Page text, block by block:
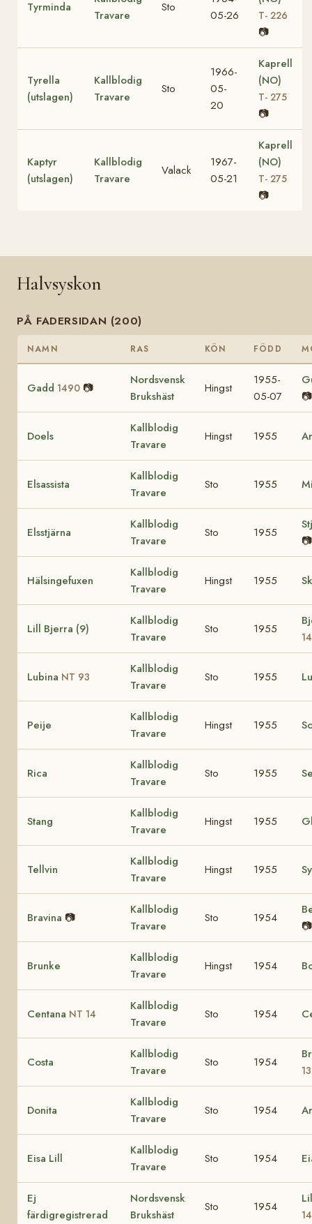
Tyrminda
Travare
Sto
05-26
T- 226
📷
Tyrella
(utslagen)
Kallblodig
Travare
Sto
1966-
05-
20
Kaprell
(NO)
T- 275
📷
Kaptyr
(utslagen)
Kallblodig
Travare
Valack
1967-
05-21
Kaprell
(NO)
T- 275
📷
Halvsyskon
PÅ FADERSIDAN (200)
NAMN RAS KÖN FÖDD
Gadd 1490 📷
Nordsvensk
Brukshäst
Hingst
1955-
05-07
📷
Doels
Kallblodig
Travare
Hingst 1955
Elsassista
Kallblodig
Travare
Sto 1955
Elsstjärna
Kallblodig
Travare
Sto 1955
📷
Hälsingefuxen
Kallblodig
Travare
Hingst 1955
Lill Bjerra (9)
Kallblodig
Travare
Sto 1955
Lubina NT 93
Kallblodig
Travare
Sto 1955
Peije
Kallblodig
Travare
Hingst 1955
Rica
Kallblodig
Travare
Sto 1955
Stang
Kallblodig
Travare
Hingst 1955
Tellvin
Kallblodig
Travare
Hingst 1955
Bravina 📷
Kallblodig
Travare
Sto 1954
📷
Brunke
Kallblodig
Travare
Hingst 1954
Centana NT 14
Kallblodig
Travare
Sto 1954
Costa
Kallblodig
Travare
Sto 1954
Donita
Kallblodig
Travare
Sto 1954
Eisa Lill
Kallblodig
Travare
Sto 1954
Ej
färdigregistrerad
Nordsvensk
Brukshäst
Sto 1954